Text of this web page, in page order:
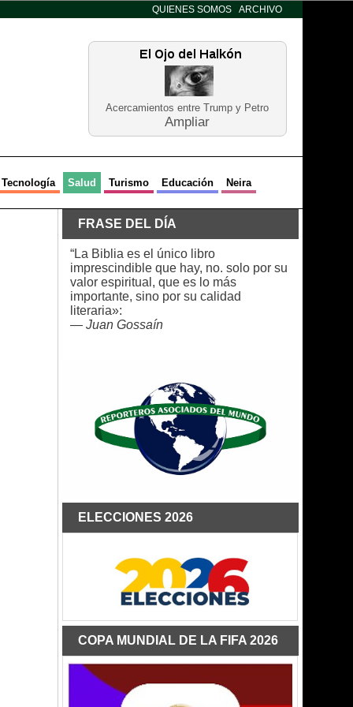
QUIENES SOMOS ARCHIVO
Acercamientos entre Trump y Petro
Ampliar
Tecnología Salud Turismo Educación Neira
FRASE DEL DÍA
“La Biblia es el único libro
imprescindible que hay, no. solo por su
valor espiritual, que es lo más
importante, sino por su calidad
literaria»:
— Juan Gossaín
ELECCIONES 2026
COPA MUNDIAL DE LA FIFA 2026